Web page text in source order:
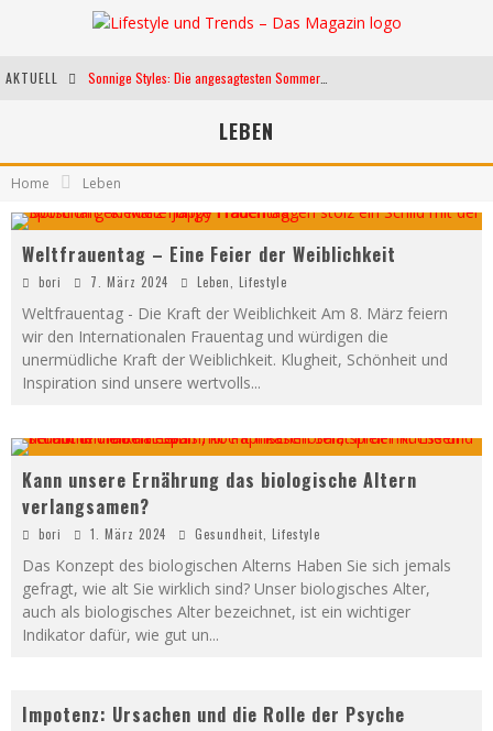
AKTUELL
Weltfrauentag - Eine Feier der Weiblichkeit
Kann unsere Ernährung das biologische Altern verlangsamen?
LEBEN
Home Leben
Weltfrauentag – Eine Feier der Weiblichkeit
bori 7. März 2024 Leben Lifestyle
Weltfrauentag - Die Kraft der Weiblichkeit Am 8. März feiern
wir den Internationalen Frauentag und würdigen die
unermüdliche Kraft der Weiblichkeit. Klugheit, Schönheit und
Inspiration sind unsere wertvolls...
Kann unsere Ernährung das biologische Altern
verlangsamen?
bori 1. März 2024 Gesundheit Lifestyle
Das Konzept des biologischen Alterns Haben Sie sich jemals
gefragt, wie alt Sie wirklich sind? Unser biologisches Alter,
auch als biologisches Alter bezeichnet, ist ein wichtiger
Indikator dafür, wie gut un...
Impotenz: Ursachen und die Rolle der Psyche